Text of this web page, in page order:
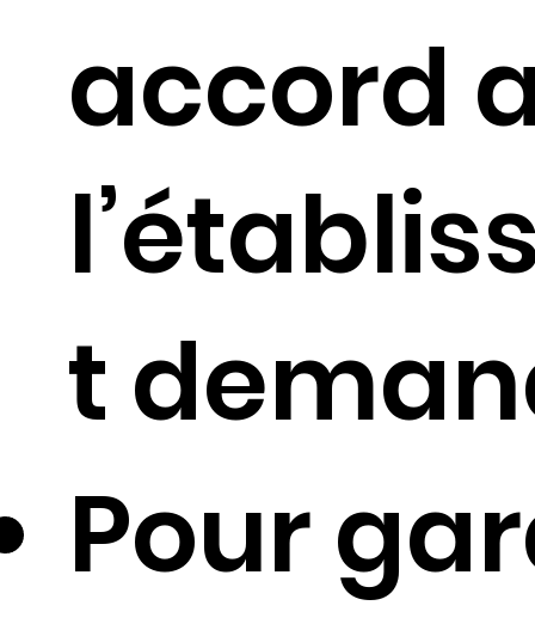
accord
t
Pour